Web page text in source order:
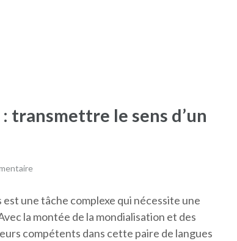
transmettre le sens d’un
une tâche complexe qui nécessite une
la montée de la mondialisation et des
compétents dans cette paire de langues